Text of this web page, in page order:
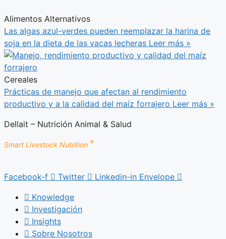
Alimentos Alternativos
Las algas azul-verdes pueden reemplazar la harina de
soja en la dieta de las vacas lecheras Leer más »
Cereales
Prácticas de manejo que afectan al rendimiento
productivo y a la calidad del maíz forrajero Leer más »
Dellait – Nutrición Animal & Salud
Smart Livestock Nutrition ®
Facebook-f Twitter Linkedin-in Envelope
Knowledge
Investigación
Insights
Sobre Nosotros